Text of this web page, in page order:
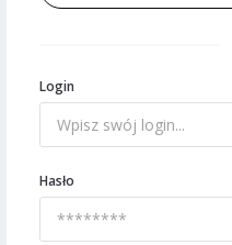
Login
Hasło